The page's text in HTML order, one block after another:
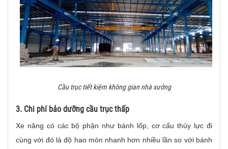
Cầu trục tiết kiệm không gian nhà xưởng
3. Chi phí bảo dưỡng cầu trục thấp
Xe nâng có các bộ phận như bánh lốp, cơ cấu thủy lực đi
cùng với đó là độ hao mòn nhanh hơn nhiều lần so với bánh